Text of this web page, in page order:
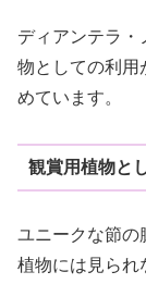
ディアンテラ・
物としての利用
めています。
観賞用植物と
ユニークな節の
植物には見られ